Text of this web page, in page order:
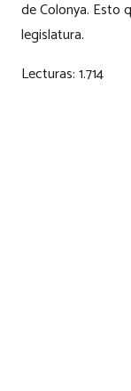
de Colonya. Esto
legislatura.
Lecturas:1.714